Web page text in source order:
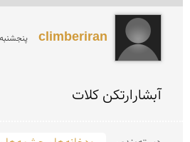
climberiran پنجشنبه 8 مهر 1389 | 16 سال پیش
آبشارارتکن کلات